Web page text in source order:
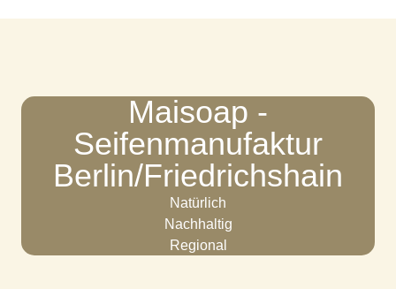
Maisoap -
Seifenmanufaktur
Berlin/Friedrichshain
Natürlich
Nachhaltig
Regional